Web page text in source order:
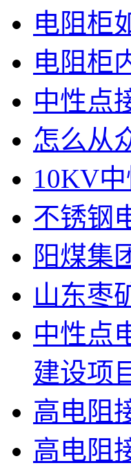
电阻柜
电阻柜
中性点
怎么从
10KV
不锈钢
阳煤集
山东枣
中性点
建设项
高电阻
高电阻